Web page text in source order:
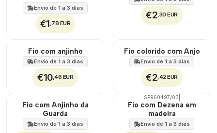
Envio de 1 a 3 dias
€1,78 EUR
€2,30 EUR
Fio com anjinho
Envio de 1 a 3 dias
€10,46 EUR
Fio colorido com Anjo
Envio de 1 a 3 dias
€2,42 EUR
DESCONTO
Fio com Anjinho da
Guarda
Envio de 1 a 3 dias
DESCONTO
SE960497/03
Fio com Dezena em
madeira
Envio de 1 a 3 dias